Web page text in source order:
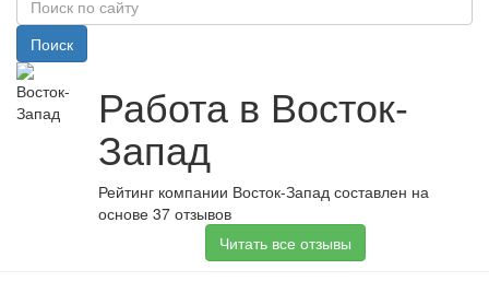
Поиск
Работа в Восток-
Запад
Рейтинг компании Восток-Запад составлен на
основе 37 отзывов
Читать все отзывы